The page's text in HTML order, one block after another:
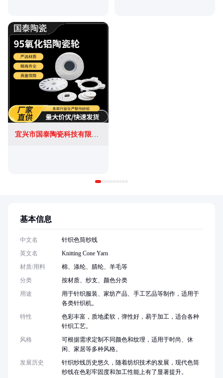
宜兴市国泰陶瓷科技有限公司
基本信息
中文名
针织色筒纱线
英文名
Knitting Cone Yarn
材质/用料
棉、涤纶、腈纶、羊毛等
分类
按材质、纱支、颜色分类
用途
用于针织服装、家纺产品、手工艺品等制作，适用于
各类针织机。
特性
色彩丰富，质地柔软，弹性好，易于加工，适合各种
针织工艺。
风格
可根据需求定制不同颜色和纹理，适用于时尚、休
闲、家居等多种风格。
发展历史
针织纱线历史悠久，随着纺织技术的发展，现代色筒
纱线在色彩牢固度和加工性能上有了显著提升。